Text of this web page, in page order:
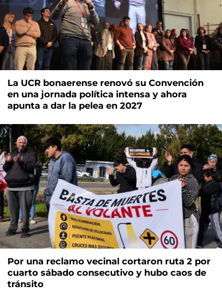
La UCR bonaerense renovó su Convención
en una jornada política intensa y ahora
apunta a dar la pelea en 2027
Por una reclamo vecinal cortaron ruta 2 por
cuarto sábado consecutivo y hubo caos de
tránsito